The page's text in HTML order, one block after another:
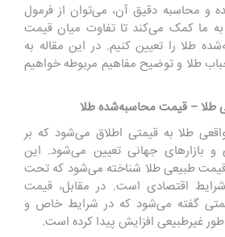
و محاسبه دقیق آن، می‌توان از فرمول
ما کمک می‌کند تا تفاوت میان قیمت
طلا را تعیین کنیم. در این مقاله به
طلا و توضیح مفاهیم مربوطه خواهیم
طلا − قیمت محاسبه‌شده طلا
طلا به قیمتی اطلاق می‌شود که بر
بازارهای جهانی تعیین می‌شود. این
قیمت طبیعی طلا شناخته می‌شود که تحت
شرایط اقتصادی است. در مقابل، قیمت
گفته می‌شود که در شرایط خاص و
غیرطبیعی افزایش پیدا کرده است.